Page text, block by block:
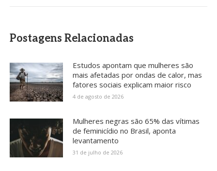
Postagens Relacionadas
Estudos apontam que mulheres são
mais afetadas por ondas de calor, mas
fatores sociais explicam maior risco
4 de agosto de 2026
Mulheres negras são 65% das vítimas
de feminicídio no Brasil, aponta
levantamento
31 de julho de 2026